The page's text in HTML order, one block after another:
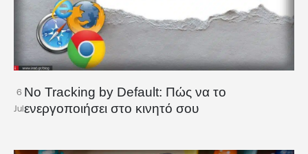
6
Jul
No Tracking by Default: Πώς να το
ενεργοποιήσει στο κινητό σου